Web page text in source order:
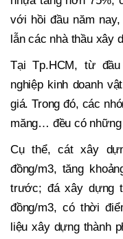
với hồi đầu năm
lẫn các nhà thầu xây
Tại Tp.HCM, từ
nghiệp kinh doanh
giá. Trong đó, các
măng… đều có những
Cụ thể, cát xây
đồng/m3, tăng
trước; đá xây dựng
đồng/m3, có thời
liệu xây dựng thành